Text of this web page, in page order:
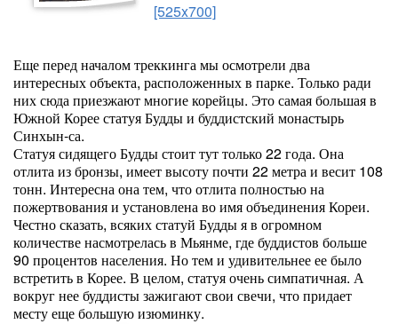
[525x700]
Еще перед началом треккинга мы осмотрели два
интересных объекта, расположенных в парке. Только ради
них сюда приезжают многие корейцы. Это самая большая в
Южной Корее статуя Будды и буддистский монастырь
Синхын-са.
Статуя сидящего Будды стоит тут только 22 года. Она
отлита из бронзы, имеет высоту почти 22 метра и весит 108
тонн. Интересна она тем, что отлита полностью на
пожертвования и установлена во имя объединения Кореи.
Честно сказать, всяких статуй Будды я в огромном
количестве насмотрелась в Мьянме, где буддистов больше
90 процентов населения. Но тем и удивительнее ее было
встретить в Корее. В целом, статуя очень симпатичная. А
вокруг нее буддисты зажигают свои свечи, что придает
месту еще большую изюминку.